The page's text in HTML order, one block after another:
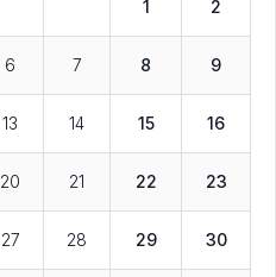
1 2
6 7 8 9
13 14 15 16
20 21 22 23
27 28 29 30